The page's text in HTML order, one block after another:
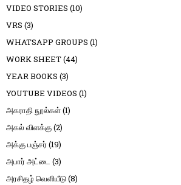
VIDEO STORIES (10)
VRS (3)
WHATSAPP GROUPS (1)
WORK SHEET(44)
YEAR BOOKS (3)
YOUTUBE VIDEOS (1)
அகராதி நூல்கள்(1)
அகல் விளக்கு(2)
அக்கு பஞ்சர் (19)
அபார் அட்டை (3)
அரசிதழ் வெளியீடு(8)